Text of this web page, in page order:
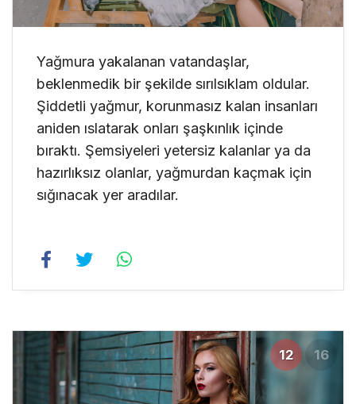
Yağmura yakalanan vatandaşlar,
beklenmedik bir şekilde sırılsıklam oldular.
Şiddetli yağmur, korunmasız kalan insanları
aniden ıslatarak onları şaşkınlık içinde
bıraktı. Şemsiyeleri yetersiz kalanlar ya da
hazırlıksız olanlar, yağmurdan kaçmak için
sığınacak yer aradılar.
12 16